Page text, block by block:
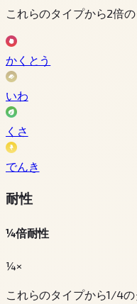
これらのタイプから2倍
かくとう
いわ
くさ
でんき
耐性
¼倍耐性
¼×
これらのタイプから1/4